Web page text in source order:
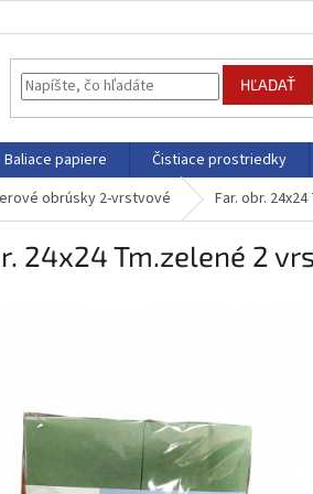
HĽADAŤ
Baliace papiere Čistiace prostriedky
obrúsky 2-vrstvové Far. obr.
24x24 Tm.zelené 2